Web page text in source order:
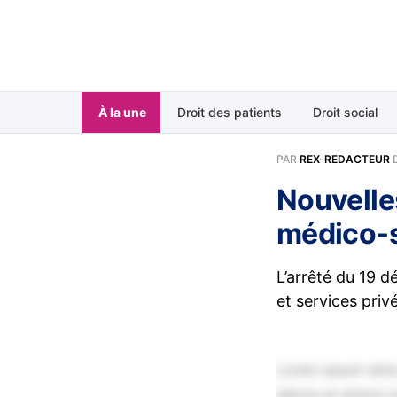
À la une Droit des patients Droit social
PAR REX-REDACTEUR
médico-
L’arrêté du 19
et services
Lorem ipsum